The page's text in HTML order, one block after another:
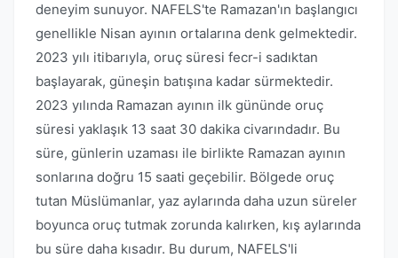
deneyim sunuyor. NAFELS'te Ramazan'ın başlangıcı
genellikle Nisan ayının ortalarına denk gelmektedir.
2023 yılı itibarıyla, oruç süresi fecr-i sadıktan
başlayarak, güneşin batışına kadar sürmektedir.
2023 yılında Ramazan ayının ilk gününde oruç
süresi yaklaşık 13 saat 30 dakika civarındadır. Bu
süre, günlerin uzaması ile birlikte Ramazan ayının
sonlarına doğru 15 saati geçebilir. Bölgede oruç
tutan Müslümanlar, yaz aylarında daha uzun süreler
boyunca oruç tutmak zorunda kalırken, kış aylarında
bu süre daha kısadır. Bu durum, NAFELS'li